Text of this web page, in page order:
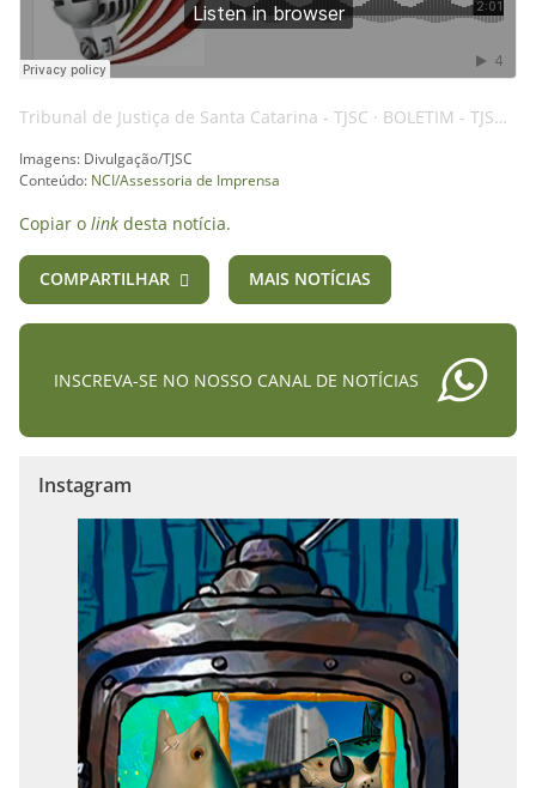
Tribunal de Justiça de Santa Catarina - TJSC · BOLETIM - TJSC - 04NOV24 - JULGAMENTO - AI
Imagens: Divulgação/TJSC
Conteúdo: NCI/Assessoria de Imprensa
Copiar o link desta notícia.
COMPARTILHAR MAIS NOTÍCIAS
INSCREVA-SE NO NOSSO CANAL DE NOTÍCIAS
Instagram